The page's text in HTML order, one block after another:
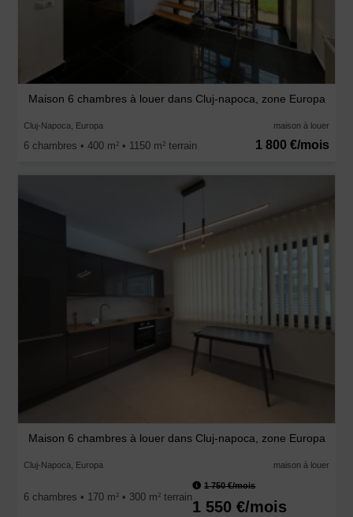
Maison 6 chambres à louer dans Cluj-napoca, zone Europa
Cluj-Napoca, Europa maison à louer
6 chambres • 400 m2 • 1150 m2 terrain 1 800 €/mois
Maison 6 chambres à louer dans Cluj-napoca, zone Europa
Cluj-Napoca, Europa maison à louer
6 chambres • 170 m2 • 300 m2 terrain
1 750 €/mois
1 550 €/mois